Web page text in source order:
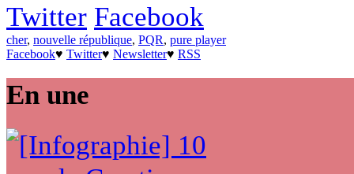
Twitter Facebook
cher, nouvelle république, PQR, pure player
Facebook♥ Twitter♥ Newsletter♥ RSS
En une